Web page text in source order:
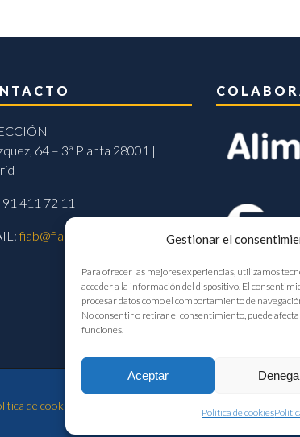
Gestionar el
Para ofrecer las mejores experiencias, utilizamos
acceder a la información del dispositivo. El
procesar datos como el comportamiento de
No consentir o retirar el consentimiento, puede
funciones.
Aceptar
Política de cookies
64 – 3ª Planta 28001 |
411 72 11
fiab@fiab.es
de cookies